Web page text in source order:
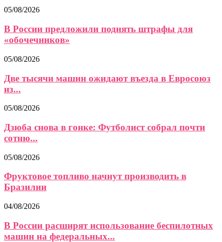
05/08/2026
В России предложили поднять штрафы для
«обочечников»
05/08/2026
Две тысячи машин ожидают въезда в Евросоюз
из...
05/08/2026
Дзюба снова в гонке: Футболист собрал почти
сотню...
05/08/2026
Фруктовое топливо начнут производить в
Бразилии
04/08/2026
В России расширят использование беспилотных
машин на федеральных...